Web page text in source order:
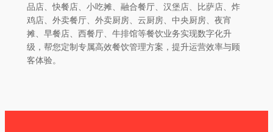
品店、快餐店、小吃摊、融合餐厅、汉堡店、比萨店、炸
鸡店、外卖餐厅、外卖厨房、云厨房、中央厨房、夜宵
摊、早餐店、西餐厅、牛排馆等餐饮业务实现数字化升
级，帮您定制专属高效餐饮管理方案，提升运营效率与顾
客体验。